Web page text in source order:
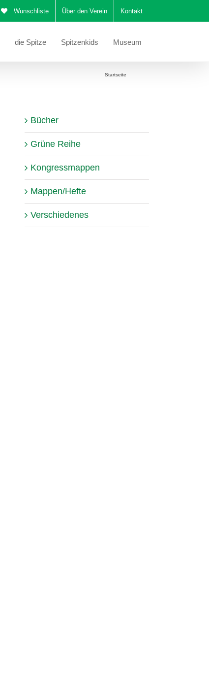
Wunschliste Über den Verein Kontakt
die Spitze Spitzenkids Museum
Startseite
Bücher
Grüne Reihe
Kongressmappen
Mappen/Hefte
Verschiedenes